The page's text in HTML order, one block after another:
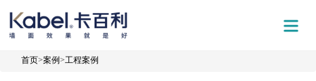
首页>案例>工程案例